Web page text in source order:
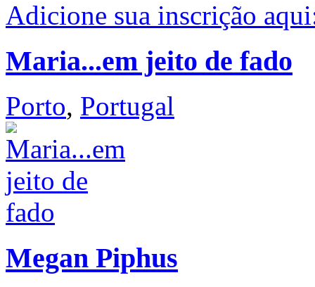
Adicione sua inscrição
Maria...em jeito de fado
Porto, Portugal
Megan Piphus